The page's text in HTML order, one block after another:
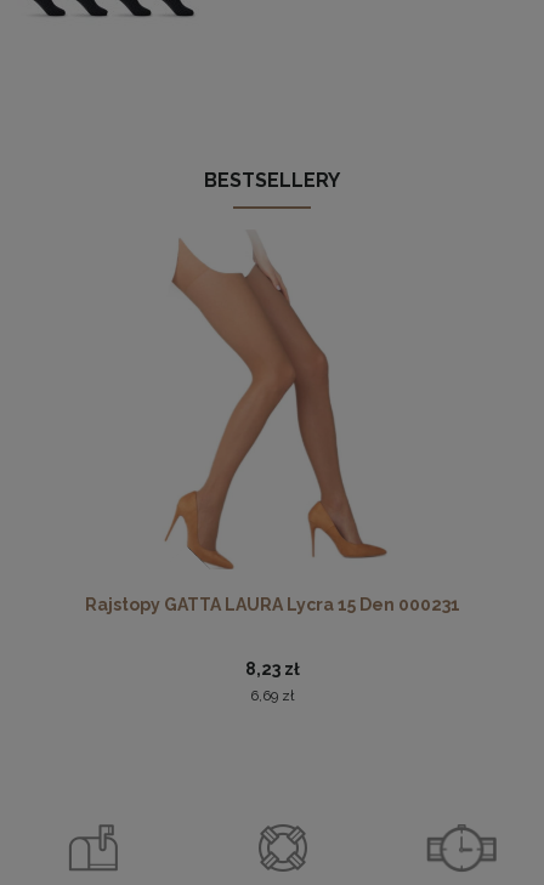
BESTSELLERY
Rajstopy GATTA LAURA Lycra 15 Den 000231
8,23 zł
6,69 zł